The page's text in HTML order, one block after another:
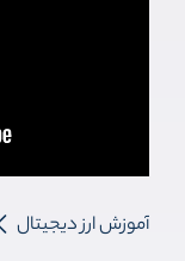
آموزش ارز دیجیتال